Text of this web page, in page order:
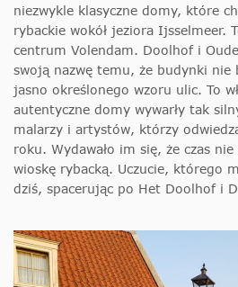
niezwykle klasyczne domy, które
rybackie wokół jeziora Ijsselmeer.
centrum Volendam. Doolhof i
swoją nazwę temu, że budynki nie
jasno określonego wzoru ulic. To
autentyczne domy wywarły tak
malarzy i artystów, którzy
roku. Wydawało im się, że czas
wioskę rybacką. Uczucie, którego
dziś, spacerując po Het Doolhof i